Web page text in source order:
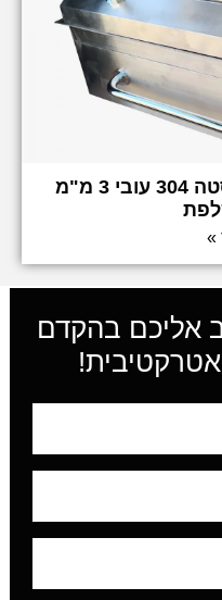
גריל פחם בילט אין נירוסטה 304 עובי 3 מ"מ
»
אליכם בהקדם